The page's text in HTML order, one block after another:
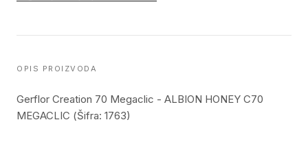
OPIS PROIZVODA
Gerflor Creation 70 Megaclic - ALBION HONEY C70
MEGACLIC (Šifra: 1763)